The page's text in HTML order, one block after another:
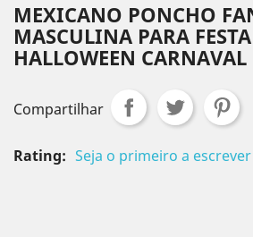
MEXICANO PONCHO
MASCULINA PARA
HALLOWEEN CARNAVAL
Compartilhar
Rating: Seja o primeiro a